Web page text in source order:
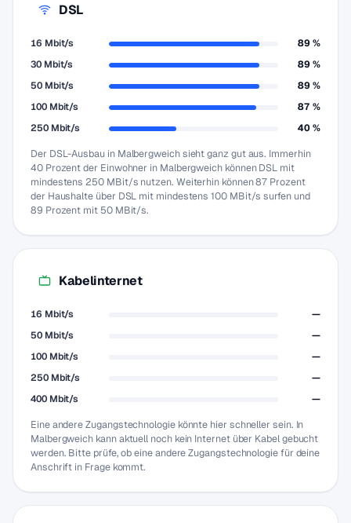
DSL
16 Mbit/s
89 %
30 Mbit/s
89 %
50 Mbit/s
89 %
100 Mbit/s
87 %
250 Mbit/s
40 %
Der DSL-Ausbau in Malbergweich sieht ganz gut aus. Immerhin
40 Prozent der Einwohner in Malbergweich können DSL mit
mindestens 250 MBit/s nutzen. Weiterhin können 87 Prozent
der Haushalte über DSL mit mindestens 100 MBit/s surfen und
89 Prozent mit 50 MBit/s.
Kabelinternet
16 Mbit/s
—
50 Mbit/s
—
100 Mbit/s
—
250 Mbit/s
—
400 Mbit/s
—
Eine andere Zugangstechnologie könnte hier schneller sein. In
Malbergweich kann aktuell noch kein Internet über Kabel gebucht
werden. Bitte prüfe, ob eine andere Zugangstechnologie für deine
Anschrift in Frage kommt.